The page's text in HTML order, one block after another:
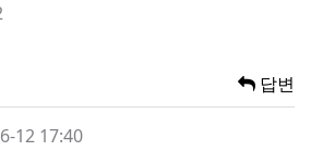
답변
12 17:40